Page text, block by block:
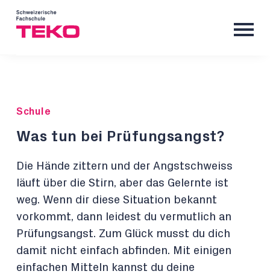
Schule
Was tun bei Prüfungsangst?
Die Hände zittern und der Angstschweiss
läuft über die Stirn, aber das Gelernte ist
weg. Wenn dir diese Situation bekannt
vorkommt, dann leidest du vermutlich an
Prüfungsangst. Zum Glück musst du dich
damit nicht einfach abfinden. Mit einigen
einfachen Mitteln kannst du deine